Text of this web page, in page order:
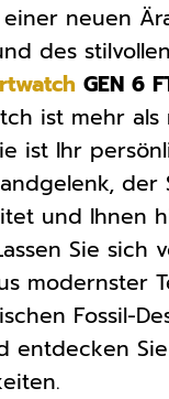
einer neuen
des
GEN 6
ist mehr
ist Ihr
der
und Ihnen
Sie sich
modernster
Fossil-
entdecken